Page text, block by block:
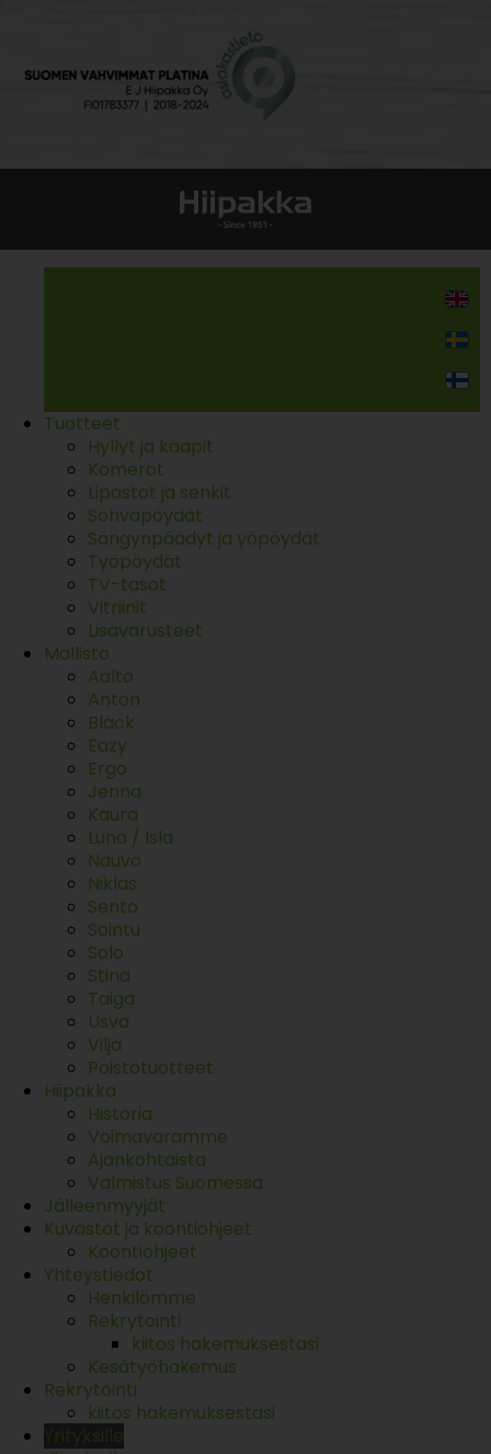
Tuotteet
Hyllyt ja kaapit
Komerot
Lipastot ja senkit
Sohvapöydät
Sängynpäädyt ja yöpöydät
Työpöydät
TV-tasot
Vitriinit
Lisävarusteet
Mallisto
Aalto
Anton
Black
Eazy
Ergo
Jenna
Kaura
Luna / Isla
Nauvo
Niklas
Sento
Sointu
Solo
Stina
Taiga
Usva
Vilja
Poistotuotteet
Hiipakka
Historia
Voimavaramme
Ajankohtaista
Valmistus Suomessa
Jälleenmyyjät
Kuvastot ja koontiohjeet
Koontiohjeet
Yhteystiedot
Henkilömme
Rekrytointi
kiitos hakemuksestasi
Kesätyöhakemus
Rekrytointi
kiitos hakemuksestasi